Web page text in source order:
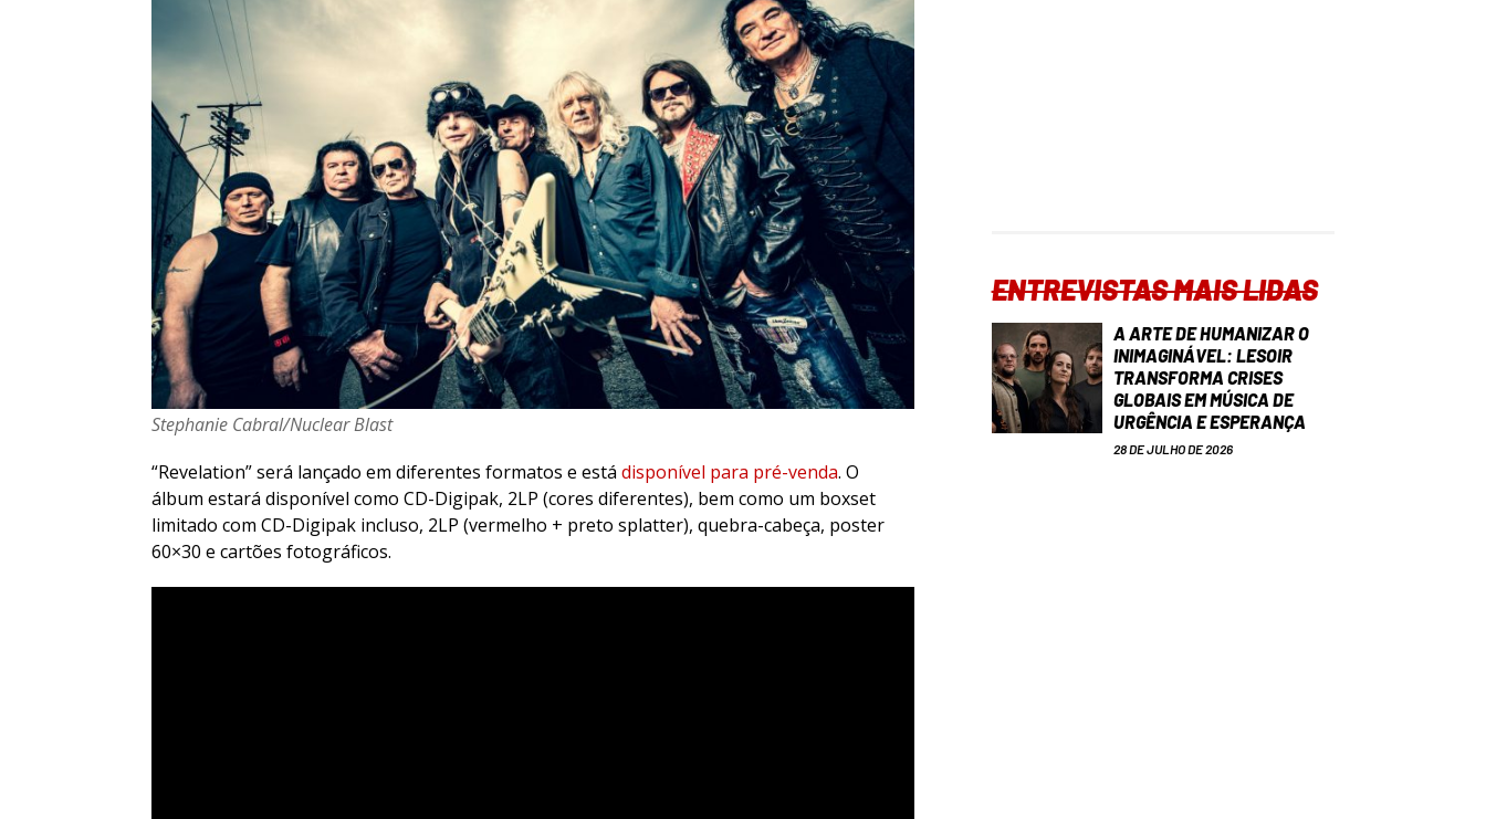
Stephanie Cabral/Nuclear Blast
“Revelation” será lançado em diferentes formatos e está disponível para pré-venda. O
álbum estará disponível como CD-Digipak, 2LP (cores diferentes), bem como um boxset
limitado com CD-Digipak incluso, 2LP (vermelho + preto splatter), quebra-cabeça, poster
60×30 e cartões fotográficos.
ENTREVISTAS MAIS LIDAS
A ARTE DE HUMANIZAR O
INIMAGINÁVEL: LESOIR
TRANSFORMA CRISES
GLOBAIS EM MÚSICA DE
URGÊNCIA E ESPERANÇA
28 DE JULHO DE 2026